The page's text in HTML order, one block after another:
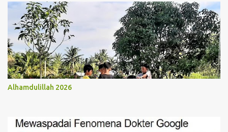
Alhamdulillah 2026